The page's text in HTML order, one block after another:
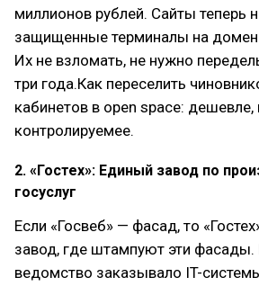
миллионов рублей. Сайты теперь
защищенные терминалы на
Их не взломать, не нужно
три года.Как переселить
кабинетов в open space: дешевле,
контролируемее.
2. «Гостех»: Единый завод по
госуслуг
Если «Госвеб» — фасад, то
завод, где штампуют эти
ведомство заказывало IT-